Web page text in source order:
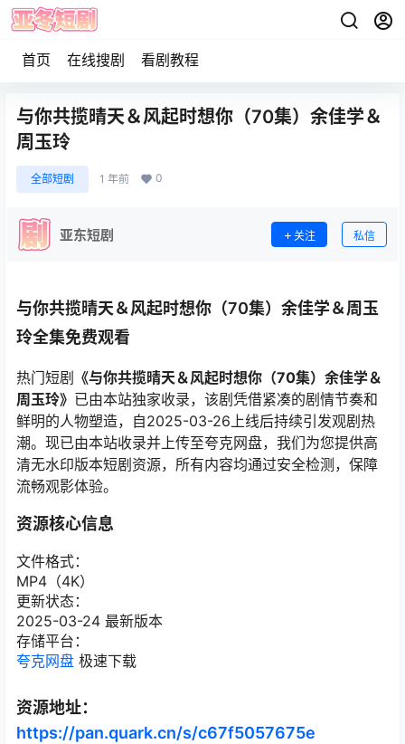
首页 在线搜剧 看剧教程
与你共揽晴天＆风起时想你（70集）余佳学＆
周玉玲
全部短剧 1 年前 0
亚东短剧 关注 私信
与你共揽晴天＆风起时想你（70集）余佳学＆周玉
玲全集免费观看
热门短剧 《与你共揽晴天＆风起时想你（70集）余佳学＆
周玉玲》 已由本站独家收录，该剧凭借紧凑的剧情节奏和
鲜明的人物塑造，自2025-03-26上线后持续引发观剧热
潮。现已由本站收录并上传至夸克网盘，我们为您提供高
清无水印版本短剧资源，所有内容均通过安全检测，保障
流畅观影体验。
资源核心信息
文件格式：
MP4（4K）
更新状态：
2025-03-24 最新版本
存储平台：
夸克网盘 极速下载
资源地址：
https://pan.quark.cn/s/c67f5057675e